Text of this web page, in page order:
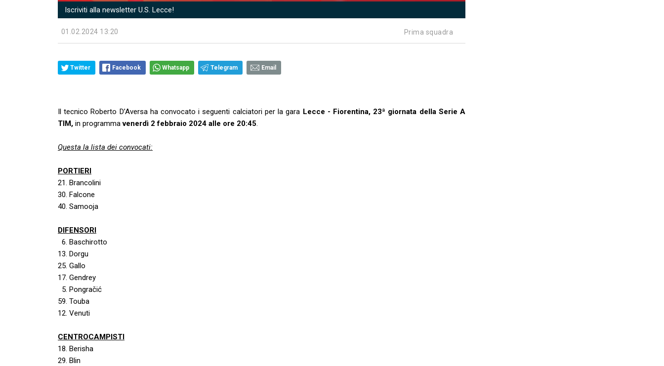
Iscriviti alla newsletter U.S. Lecce!
01.02.2024 13:20 Prima squadra
Twitter Facebook Whatsapp Telegram Email
Il tecnico Roberto D’Aversa ha convocato i seguenti calciatori per la gara Lecce - Fiorentina, 23ª giornata della Serie A
TIM, in programmavenerdì 2 febbraio 2024 alle ore 20:45.
Questa la lista dei convocati:
PORTIERI
21. Brancolini
30. Falcone
40. Samooja
DIFENSORI
6. Baschirotto
13. Dorgu
25. Gallo
17. Gendrey
5. Pongračić
59. Touba
12. Venuti
CENTROCAMPISTI
18. Berisha
29. Blin